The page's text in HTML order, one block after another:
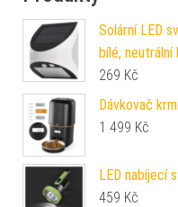
Solární LED
bílé, neutrální
269 Kč
Dávkovač
1 499 Kč
LED nabíjecí
459 Kč